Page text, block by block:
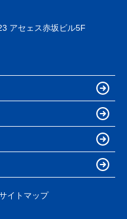
アセェス赤坂ビル5F
イトマップ